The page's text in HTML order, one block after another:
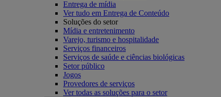
Entrega de mídia
Ver tudo em Entrega de Conteúdo
Soluções do setor
Mídia e entretenimento
Varejo, turismo e hospitalidade
Serviços financeiros
Serviços de saúde e ciências biológicas
Setor público
Jogos
Provedores de serviços
Ver todas as soluções para o setor